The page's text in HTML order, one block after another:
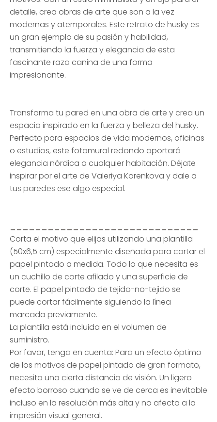
detalle, crea obras de arte que son a la vez
modernas y atemporales. Este retrato de husky es
un gran ejemplo de su pasión y habilidad,
transmitiendo la fuerza y elegancia de esta
fascinante raza canina de una forma
impresionante.
Transforma tu pared en una obra de arte y crea un
espacio inspirado en la fuerza y belleza del husky.
Perfecto para espacios de vida modernos, oficinas
o estudios, este fotomural redondo aportará
elegancia nórdica a cualquier habitación. Déjate
inspirar por el arte de Valeriya Korenkova y dale a
tus paredes ese algo especial.
Corta el motivo que elijas utilizando una plantilla
(50x6,5 cm) especialmente diseñada para cortar el
papel pintado a medida. Todo lo que necesita es
un cuchillo de corte afilado y una superficie de
corte. El papel pintado de tejido-no-tejido se
puede cortar fácilmente siguiendo la línea
marcada previamente.
La plantilla está incluida en el volumen de
suministro.
Por favor, tenga en cuenta: Para un efecto óptimo
de los motivos de papel pintado de gran formato,
necesita una cierta distancia de visión. Un ligero
efecto borroso cuando se ve de cerca es inevitable
incluso en la resolución más alta y no afecta a la
impresión visual general.